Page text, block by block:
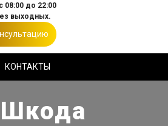
08:00 до 22:00
выходных.
КОНТАКТЫ